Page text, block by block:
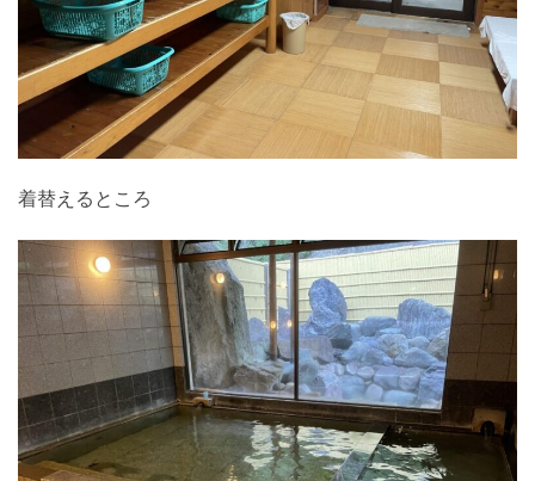
着替えるところ